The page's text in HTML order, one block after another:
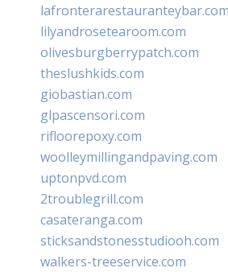
lafronterarestauranteybar.com
lilyandrosetearoom.com
olivesburgberrypatch.com
theslushkids.com
giobastian.com
glpascensori.com
rifloorepoxy.com
woolleymillingandpaving.com
uptonpvd.com
2troublegrill.com
casateranga.com
sticksandstonesstudiooh.com
walkers-treeservice.com